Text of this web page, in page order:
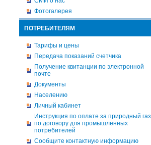
Фотогалерея
ПОТРЕБИТЕЛЯМ
Тарифы и цены
Передача показаний счетчика
Получение квитанции по электронной
почте
Документы
Населению
Личный кабинет
Инструкция по оплате за природный газ
по договору для промышленных
потребителей
Сообщите контактную информацию